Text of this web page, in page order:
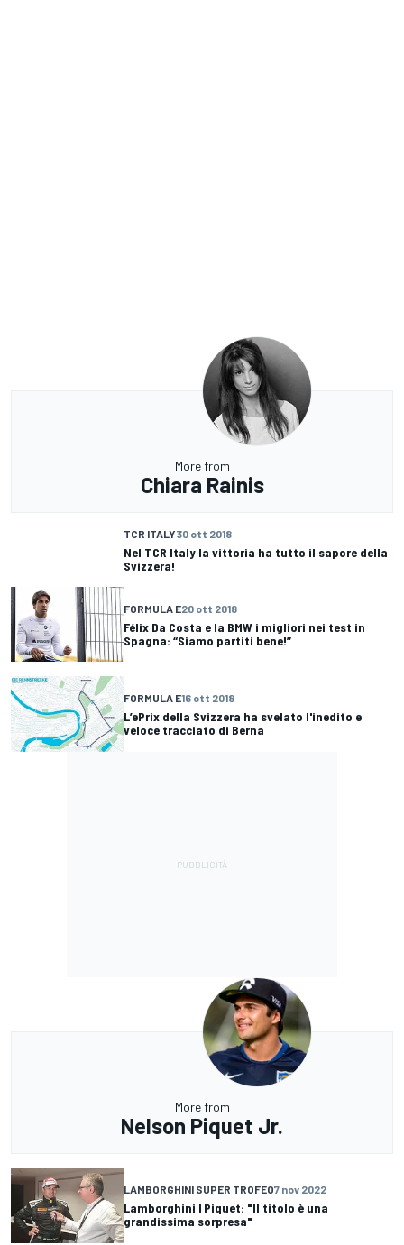
More from
Chiara Rainis
TCR ITALY30 ott 2018
Nel TCR Italy la vittoria ha tutto il sapore della
Svizzera!
FORMULA E20 ott 2018
Félix Da Costa e la BMW i migliori nei test in
Spagna: “Siamo partiti bene!”
FORMULA E16 ott 2018
L’ePrix della Svizzera ha svelato l'inedito e
veloce tracciato di Berna
More from
Nelson Piquet Jr.
LAMBORGHINI SUPER TROFEO7 nov 2022
Lamborghini | Piquet: "Il titolo è una
grandissima sorpresa"